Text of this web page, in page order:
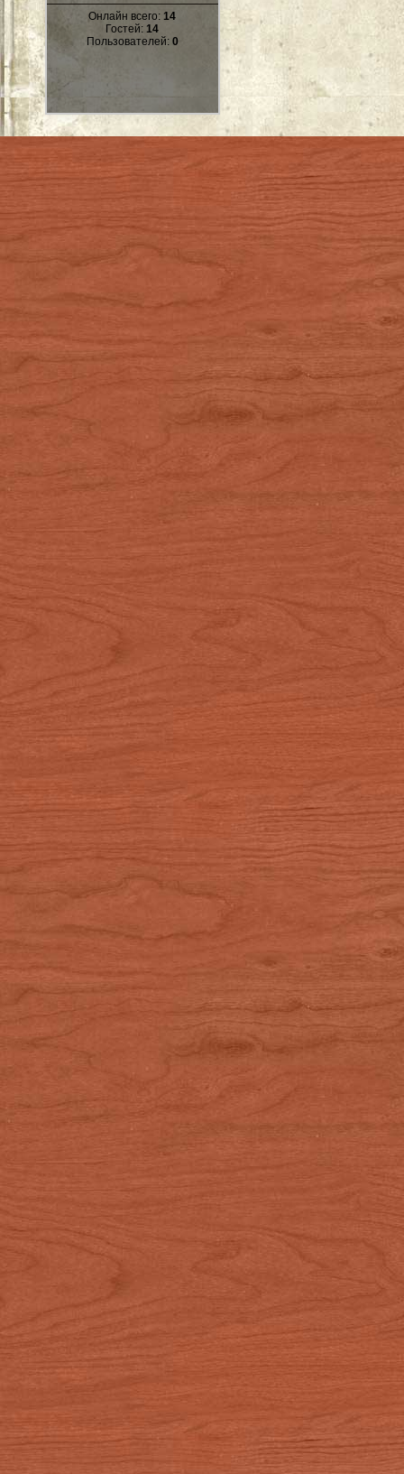
Онлайн всего:14
Гостей:14
Пользователей: 0